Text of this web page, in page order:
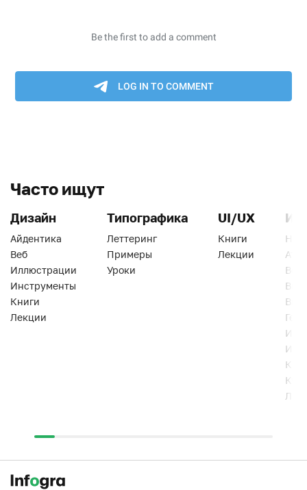
Часто ищут
Дизайн
Айдентика
Веб
Иллюстрации
Инструменты
Книги
Лекции
Типографика
Леттеринг
Примеры
Уроки
UI/UX
Книги
Лекции
Веб